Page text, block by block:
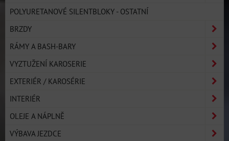
POLYURETANOVÉ SILENTBLOKY - OSTATNÍ
BRZDY
RÁMY A BASH-BARY
VYZTUŽENÍ KAROSERIE
EXTERIÉR / KAROSÉRIE
INTERIÉR
OLEJE A NÁPLNĚ
VÝBAVA JEZDCE